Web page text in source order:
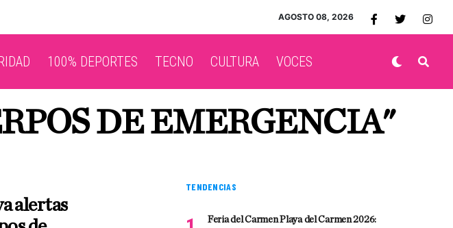
AGOSTO 08, 2026
100% DEPORTES TECNO CULTURA VOCES
DE EMERGENCIA"
alertas
TENDENCIAS
Feria del Carmen Playa del Carmen 2026: